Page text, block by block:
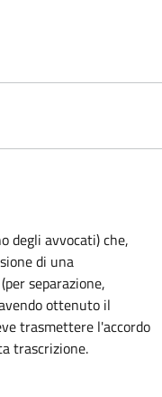
degli avvocati) che,
di una
separazione,
ottenuto il
trasmettere l'accordo
trascrizione.